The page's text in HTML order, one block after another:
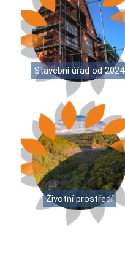
Stavební úřad od 2024
Životní prostředí